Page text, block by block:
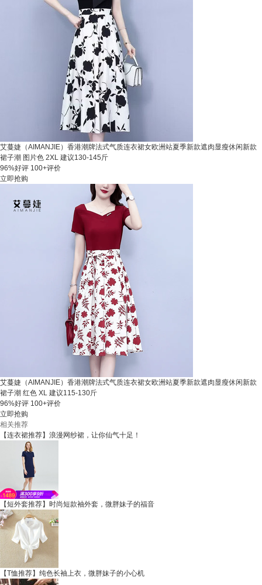
艾蔓婕（AIMANJIE）香港潮牌法式气质连衣裙女欧洲站夏季新款遮肉显瘦休闲新款
裙子潮 图片色 2XL 建议130-145斤
96%好评 100+评价
立即抢购
艾蔓婕（AIMANJIE）香港潮牌法式气质连衣裙女欧洲站夏季新款遮肉显瘦休闲新款
裙子潮 红色 XL 建议115-130斤
96%好评 100+评价
立即抢购
相关推荐
【连衣裙推荐】浪漫网纱裙，让你仙气十足！
【短外套推荐】时尚短款袖外套，微胖妹子的福音
【T恤推荐】纯色长袖上衣，微胖妹子的小心机